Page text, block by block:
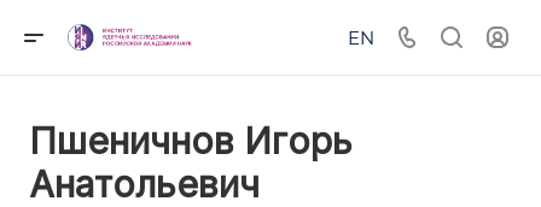
EN
Пшеничнов Игорь
Анатольевич